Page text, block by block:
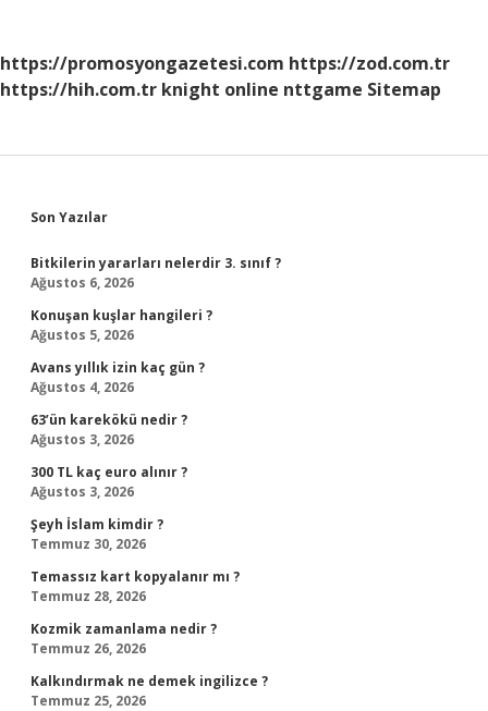
https://promosyongazetesi.com https://zod.com.tr
https://hih.com.tr knight online nttgame Sitemap
Sidebar
Son Yazılar
Bitkilerin yararları nelerdir 3. sınıf ?
Ağustos 6, 2026
Konuşan kuşlar hangileri ?
Ağustos 5, 2026
Avans yıllık izin kaç gün ?
Ağustos 4, 2026
63’ün karekökü nedir ?
Ağustos 3, 2026
300 TL kaç euro alınır ?
Ağustos 3, 2026
Şeyh İslam kimdir ?
Temmuz 30, 2026
Temassız kart kopyalanır mı ?
Temmuz 28, 2026
Kozmik zamanlama nedir ?
Temmuz 26, 2026
Kalkındırmak ne demek ingilizce ?
Temmuz 25, 2026